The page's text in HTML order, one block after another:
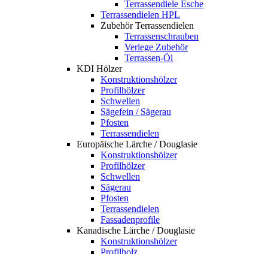
Terrassendiele Esche
Terrassendielen HPL
Zubehör Terrassendielen
Terrassenschrauben
Verlege Zubehör
Terrassen-Öl
KDI Hölzer
Konstruktionshölzer
Profilhölzer
Schwellen
Sägefein / Sägerau
Pfosten
Terrassendielen
Europäische Lärche / Douglasie
Konstruktionshölzer
Profilhölzer
Schwellen
Sägerau
Pfosten
Terrassendielen
Fassadenprofile
Kanadische Lärche / Douglasie
Konstruktionshölzer
Profilholz